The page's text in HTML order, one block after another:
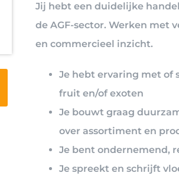
Jij hebt een duidelijke
de AGF-sector. Werken met
en commercieel inzicht.
Je hebt ervaring met
fruit en/of exoten
Je bouwt graag
over assortiment en
Je bent ondernemend,
Je spreekt en schrijft